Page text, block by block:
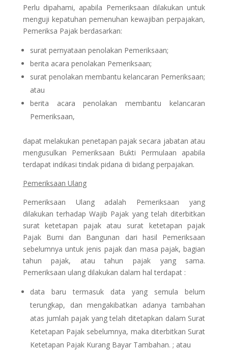
Perlu dipahami, apabila Pemeriksaan dilakukan untuk
menguji kepatuhan pemenuhan kewajiban perpajakan,
Pemeriksa Pajak berdasarkan:
surat pernyataan penolakan Pemeriksaan;
berita acara penolakan Pemeriksaan;
surat penolakan membantu kelancaran Pemeriksaan;
atau
berita acara penolakan membantu kelancaran
Pemeriksaan,
dapat melakukan penetapan pajak secara jabatan atau
mengusulkan Pemeriksaan Bukti Permulaan apabila
terdapat indikasi tindak pidana di bidang perpajakan.
Pemeriksaan Ulang
Pemeriksaan Ulang adalah Pemeriksaan yang
dilakukan terhadap Wajib Pajak yang telah diterbitkan
surat ketetapan pajak atau surat ketetapan pajak
Pajak Bumi dan Bangunan dari hasil Pemeriksaan
sebelumnya untuk jenis pajak dan masa pajak, bagian
tahun pajak, atau tahun pajak yang sama.
Pemeriksaan ulang dilakukan dalam hal terdapat :
data baru termasuk data yang semula belum
terungkap, dan mengakibatkan adanya tambahan
atas jumlah pajak yang telah ditetapkan dalam Surat
Ketetapan Pajak sebelumnya, maka diterbitkan Surat
Ketetapan Pajak Kurang Bayar Tambahan. ; atau